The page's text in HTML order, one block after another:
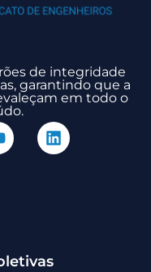
de integridade
garantindo que a
em todo o